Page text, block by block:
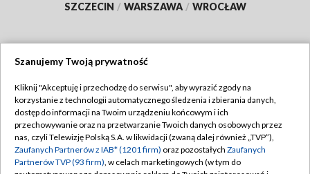
SZCZECIN / WARSZAWA / WROCŁAW
TVP
Abonament TVP
Emisja w TVP
Centrum informacji TVP
Regulamin TVP
Polityka prywatności
Szanujemy Twoją prywatność
Kliknij "Akceptuję i przechodzę do serwisu", aby wyrazić zgody na
korzystanie z technologii automatycznego śledzenia i zbierania danych,
dostęp do informacji na Twoim urządzeniu końcowym i ich
przechowywanie oraz na przetwarzanie Twoich danych osobowych przez
nas, czyli Telewizję Polską S.A. w likwidacji (zwaną dalej również „TVP”),
Zaufanych Partnerów z IAB* (1201 firm) oraz pozostałych Zaufanych
Partnerów TVP (93 firm), w celach marketingowych (w tym do